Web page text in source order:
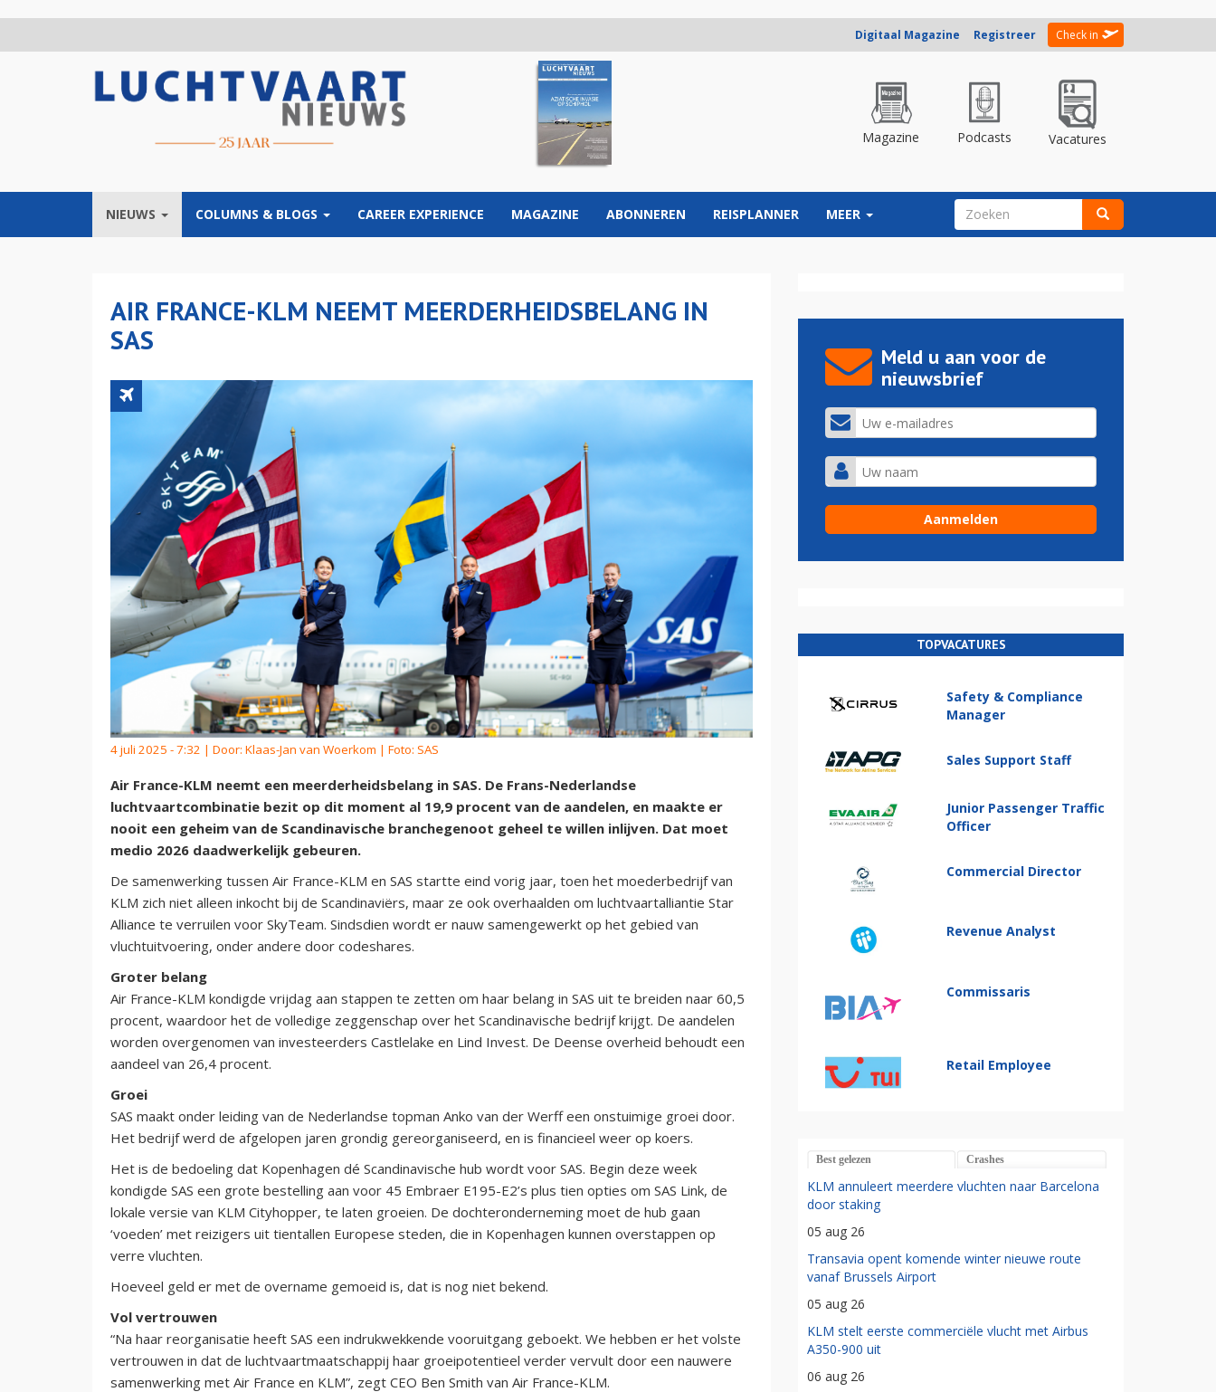
Digitaal Magazine Registreer Check in
Magazine Podcasts Vacatures
NIEUWS COLUMNS & BLOGS CAREER EXPERIENCE MAGAZINE ABONNEREN REISPLANNER MEER ZOEKVELD
AIR FRANCE-KLM NEEMT MEERDERHEIDSBELANG IN
SAS
4 juli 2025 - 7:32 | Door: Klaas-Jan van Woerkom | Foto: SAS
Air France-KLM neemt een meerderheidsbelang in SAS. De Frans-Nederlandse
luchtvaartcombinatie bezit op dit moment al 19,9 procent van de aandelen, en maakte er
nooit een geheim van de Scandinavische branchegenoot geheel te willen inlijven. Dat moet
medio 2026 daadwerkelijk gebeuren.
De samenwerking tussen Air France-KLM en SAS startte eind vorig jaar, toen het moederbedrijf van
KLM zich niet alleen inkocht bij de Scandinaviërs, maar ze ook overhaalden om luchtvaartalliantie Star
Alliance te verruilen voor SkyTeam. Sindsdien wordt er nauw samengewerkt op het gebied van
vluchtuitvoering, onder andere door codeshares.
Groter belang
Air France-KLM kondigde vrijdag aan stappen te zetten om haar belang in SAS uit te breiden naar 60,5
procent, waardoor het de volledige zeggenschap over het Scandinavische bedrijf krijgt. De aandelen
worden overgenomen van investeerders Castlelake en Lind Invest. De Deense overheid behoudt een
aandeel van 26,4 procent.
Groei
SAS maakt onder leiding van de Nederlandse topman Anko van der Werff een onstuimige groei door.
Het bedrijf werd de afgelopen jaren grondig gereorganiseerd, en is financieel weer op koers.
Het is de bedoeling dat Kopenhagen dé Scandinavische hub wordt voor SAS. Begin deze week
kondigde SAS een grote bestelling aan voor 45 Embraer E195-E2’s plus tien opties om SAS Link, de
lokale versie van KLM Cityhopper, te laten groeien. De dochteronderneming moet de hub gaan
‘voeden’ met reizigers uit tientallen Europese steden, die in Kopenhagen kunnen overstappen op
verre vluchten.
Hoeveel geld er met de overname gemoeid is, dat is nog niet bekend.
Vol vertrouwen
“Na haar reorganisatie heeft SAS een indrukwekkende vooruitgang geboekt. We hebben er het volste
vertrouwen in dat de luchtvaartmaatschappij haar groeipotentieel verder vervult door een nauwere
samenwerking met Air France en KLM”, zegt CEO Ben Smith van Air France-KLM.
Meld u aan voor de
nieuwsbrief
TOPVACATURES
Safety & Compliance
Manager
Sales Support Staff
Junior Passenger Traffic
Officer
Commercial Director
Revenue Analyst
Commissaris
Retail Employee
Best gelezen Crashes
KLM annuleert meerdere vluchten naar Barcelona
door staking
05 aug 26
Transavia opent komende winter nieuwe route
vanaf Brussels Airport
05 aug 26
KLM stelt eerste commerciële vlucht met Airbus
A350-900 uit
06 aug 26